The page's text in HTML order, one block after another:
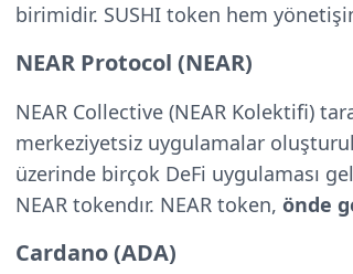
birimidir. SUSHI token hem
NEAR Protocol (NEAR)
NEAR Collective (NEAR Kolektifi)
merkeziyetsiz uygulamalar
üzerinde birçok DeFi uygulaması
NEAR tokendır. NEAR token, önde
Cardano (ADA)